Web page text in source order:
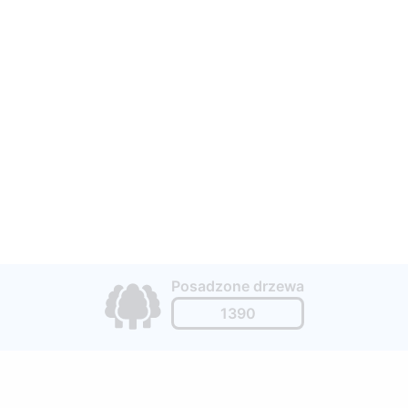
Posadzone drzewa
1390